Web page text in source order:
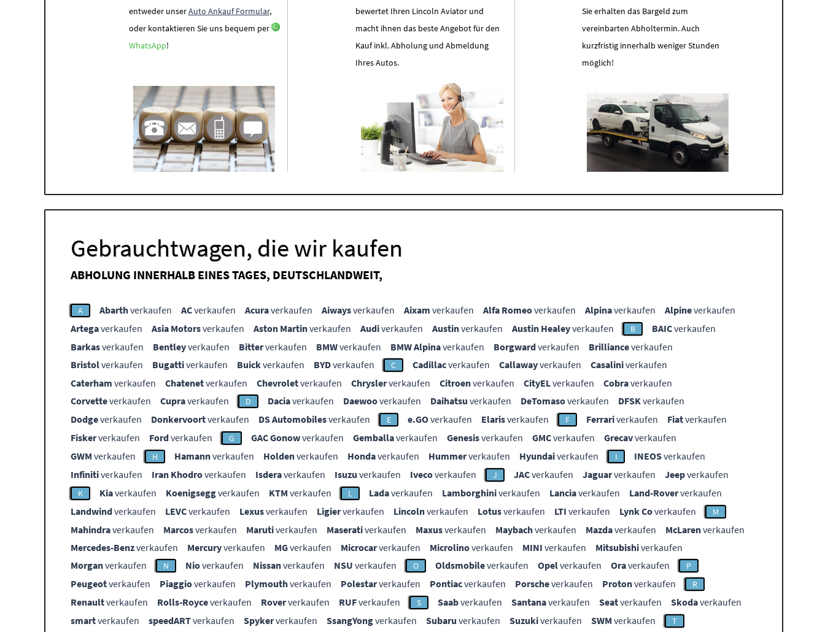
entweder unserAuto Ankauf Formular,
oder kontaktieren Sie uns bequem per
WhatsApp!
bewertet Ihren Lincoln Aviator und
macht ihnen das beste Angebot für den
Kauf inkl. Abholung und Abmeldung
Ihres Autos.
Sie erhalten das Bargeld zum
vereinbarten Abholtermin. Auch
kurzfristig innerhalb weniger Stunden
möglich!
Gebrauchtwagen, die wir kaufen
ABHOLUNG INNERHALB EINES TAGES, DEUTSCHLANDWEIT,
A Abarthverkaufen ACverkaufen Acuraverkaufen Aiwaysverkaufen Aixam verkaufen Alfa Romeoverkaufen Alpinaverkaufen Alpineverkaufen
Artegaverkaufen Asia Motorsverkaufen Aston Martinverkaufen Audiverkaufen Austinverkaufen Austin Healeyverkaufen B BAICverkaufen
Barkasverkaufen Bentleyverkaufen Bitterverkaufen BMWverkaufen BMW Alpinaverkaufen Borgwardverkaufen Brillianceverkaufen
Bristolverkaufen Bugattiverkaufen Buickverkaufen BYDverkaufen C Cadillacverkaufen Callawayverkaufen Casaliniverkaufen
Caterham verkaufen Chatenetverkaufen Chevroletverkaufen Chryslerverkaufen Citroenverkaufen CityELverkaufen Cobraverkaufen
Corvetteverkaufen Cupraverkaufen D Daciaverkaufen Daewooverkaufen Daihatsu verkaufen DeTomasoverkaufen DFSKverkaufen
Dodgeverkaufen Donkervoortverkaufen DS Automobilesverkaufen E e.GOverkaufen Elarisverkaufen F Ferrariverkaufen Fiatverkaufen
Fiskerverkaufen Fordverkaufen G GAC Gonowverkaufen Gemballaverkaufen Genesisverkaufen GMCverkaufen Grecavverkaufen
GWM verkaufen H Hamannverkaufen Holdenverkaufen Hondaverkaufen Hummerverkaufen Hyundaiverkaufen I INEOSverkaufen
Infinitiverkaufen Iran Khodroverkaufen Isderaverkaufen Isuzu verkaufen Ivecoverkaufen J JACverkaufen Jaguarverkaufen Jeepverkaufen
K Kiaverkaufen Koenigseggverkaufen KTM verkaufen L Ladaverkaufen Lamborghiniverkaufen Lanciaverkaufen Land-Roververkaufen
Landwindverkaufen LEVCverkaufen Lexusverkaufen Ligierverkaufen Lincolnverkaufen Lotusverkaufen LTI verkaufen Lynk Coverkaufen M
Mahindraverkaufen Marcosverkaufen Marutiverkaufen Maserativerkaufen Maxusverkaufen Maybachverkaufen Mazdaverkaufen McLarenverkaufen
Mercedes-Benzverkaufen Mercuryverkaufen MGverkaufen Microcarverkaufen Microlinoverkaufen MINI verkaufen Mitsubishiverkaufen
Morganverkaufen N Nioverkaufen Nissanverkaufen NSU verkaufen O Oldsmobileverkaufen Opelverkaufen Oraverkaufen P
Peugeotverkaufen Piaggioverkaufen Plymouthverkaufen Polestarverkaufen Pontiacverkaufen Porscheverkaufen Protonverkaufen R
Renaultverkaufen Rolls-Royceverkaufen Roververkaufen RUFverkaufen S Saabverkaufen Santanaverkaufen Seatverkaufen Skodaverkaufen
smartverkaufen speedARTverkaufen Spykerverkaufen SsangYongverkaufen Subaru verkaufen Suzukiverkaufen SWM verkaufen T